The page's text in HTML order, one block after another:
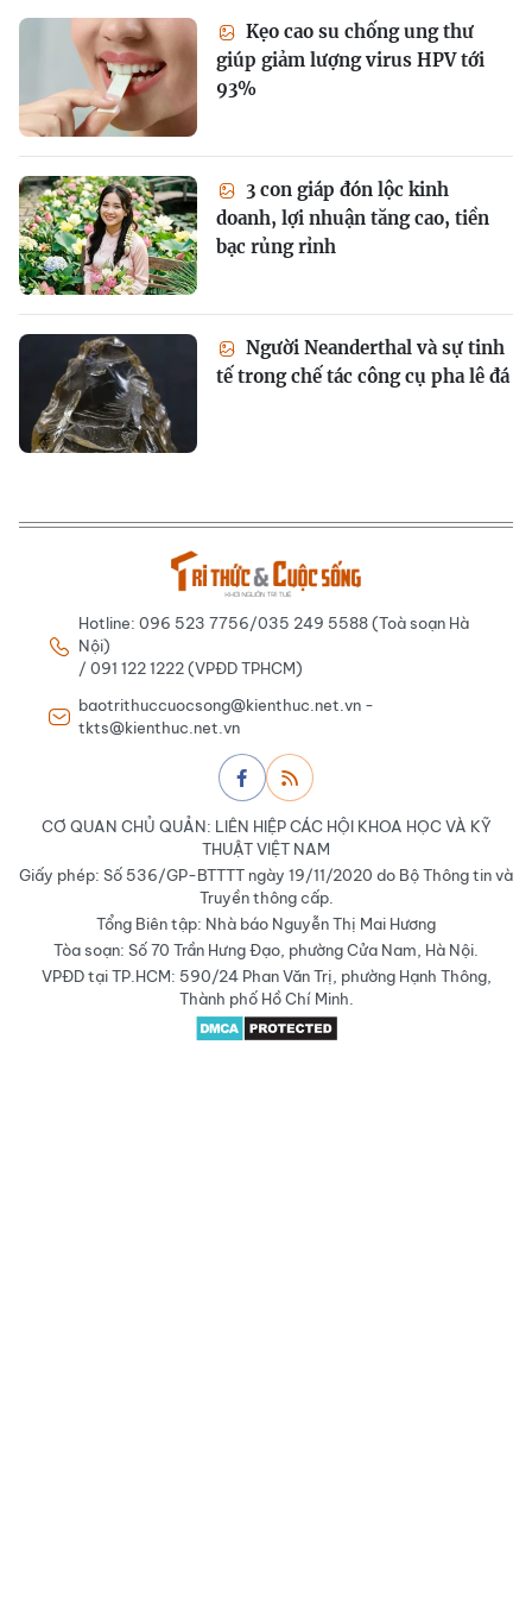
Kẹo cao su chống ung thư
giúp giảm lượng virus HPV tới
93%
3 con giáp đón lộc kinh
doanh, lợi nhuận tăng cao, tiền
bạc rủng rỉnh
Người Neanderthal và sự tinh
tế trong chế tác công cụ pha lê đá
Hotline: 096 523 7756/035 249 5588 (Toà soạn Hà
Nội)
/ 091 122 1222 (VPĐD TPHCM)
baotrithuccuocsong@kienthuc.net.vn -
tkts@kienthuc.net.vn
CƠ QUAN CHỦ QUẢN: LIÊN HIỆP CÁC HỘI KHOA HỌC VÀ KỸ
THUẬT VIỆT NAM
Giấy phép: Số 536/GP-BTTTT ngày 19/11/2020 do Bộ Thông tin và
Truyền thông cấp.
Tổng Biên tập: Nhà báo Nguyễn Thị Mai Hương
Tòa soạn: Số 70 Trần Hưng Đạo, phường Cửa Nam, Hà Nội.
VPĐD tại TP.HCM: 590/24 Phan Văn Trị, phường Hạnh Thông,
Thành phố Hồ Chí Minh.